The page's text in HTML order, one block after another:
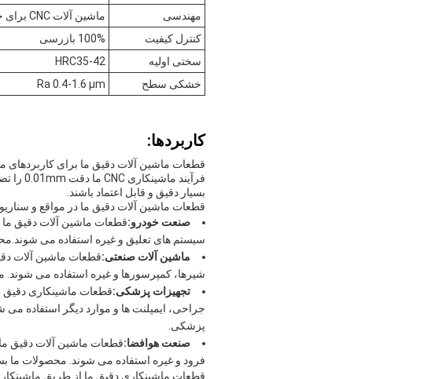
مهندسی
ماشین آلات CNC برای حفاری
کنترل کیفیت
100% بازرسی
سختی اولیه
HRC35-42
خشکی سطح
Ra 0.4-1.6 μm
کاربردها:
قطعات ماشین آلات دقیق ما برای
بسیار دقیق و قابل اعتماد باشند.
قطعات ماشین آلات دقیق ما در مواقع و
صنعت خودرو:قطعات ماشین آلات دقیق ما
سیستم های تعلیق و غیره استفاده می
ماشین آلات صنعتی:قطعات ماشین آلات
شیرها، کمپرسورها و غیره استفاده می شوند.
تجهیزات پزشکی:قطعات ماشینکاری دقیق
جراحی، ایمپلنت ها و موارد دیگر استفاده
پزشکی.
صنعت هوافضا:قطعات ماشین آلات دقیق
فرود و غیره استفاده می شوند. محصولات ما